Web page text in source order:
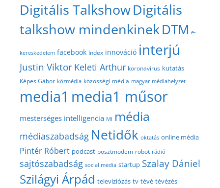
Digitális TalkshowDigitális
talkshow mindenkinekDTM e-
kereskedelem facebook Index innováció interjú
Justin Viktor Keleti Arthur koronavírus kutatás
Képes Gábor közmédia közösségi média magyar médiahelyzet
media1 media1 műsor
mesterséges intelligencia MI média
médiaszabadság Netidők oktatás online média
Pintér Róbert podcast posztmodem robot rádió
sajtószabadság social media startup Szalay Dániel
Szilágyi Árpád televíziózás tv tévé tévézés